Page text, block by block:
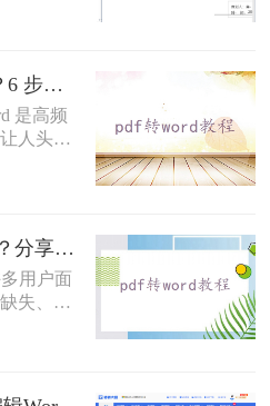
重灾
PDF转Word乱码怎么办？6 步排查法 + 实用解决方案！
是高频
人头
办呢？
，提供
pdf转word乱码怎么解决？分享常见原因及解决方法！
用户面
失、编
原因导
决呢？
问题。